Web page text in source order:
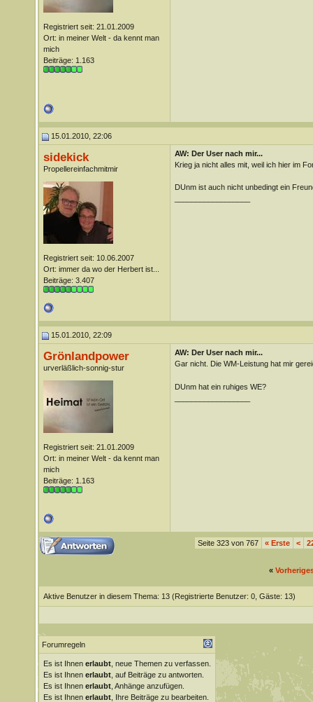
Registriert seit: 21.01.2009
Ort: in meiner Welt - da kennt man
mich
Beiträge: 1.163
15.01.2010, 22:06
sidekick
Propellereinfachmitmir
Registriert seit: 10.06.2007
Ort: immer da wo der Herbert ist...
Beiträge: 3.407
AW: Der User nach mir...
Krieg ja nicht alles mit, weil ich hier im
DUnm ist auch nicht unbedingt ein
15.01.2010, 22:09
Grönlandpower
urverläßlich-sonnig-stur
Registriert seit: 21.01.2009
Ort: in meiner Welt - da kennt man
mich
Beiträge: 1.163
AW: Der User nach mir...
Gar nicht. Die WM-Leistung hat mir
DUnm hat ein ruhiges WE?
Seite 323 von 767 «Erste <
«
Aktive Benutzer in diesem Thema: 13 (Registrierte Benutzer: 0, Gäste: 13)
Forumregeln
Es ist Ihnen erlaubt, neue Themen zu verfassen.
Es ist Ihnen erlaubt, auf Beiträge zu antworten.
Es ist Ihnen erlaubt, Anhänge anzufügen.
Es ist Ihnen erlaubt, Ihre Beiträge zu bearbeiten.